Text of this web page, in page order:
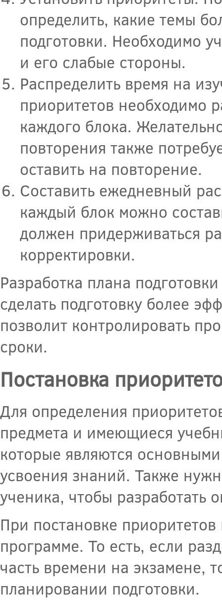
определить, какие темы
подготовки. Необходимо
и его слабые стороны.
Распределить время на
приоритетов необходимо
каждого блока.
повторения также
оставить на повторение.
Составить ежедневный
каждый блок можно
должен придерживаться
корректировки.
Разработка плана
сделать подготовку более
позволит контролировать
сроки.
Постановка
Для определения
предмета и имеющиеся
которые являются
усвоения знаний. Также
ученика, чтобы разработать
При постановке
программе. То есть, если
часть времени на экзамене,
планировании подготовки.